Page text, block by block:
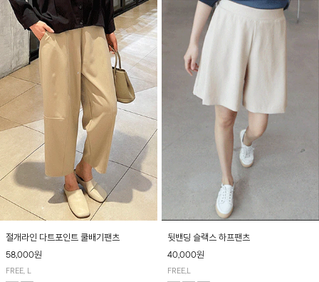
절개라인 다트포인트 쿨배기팬츠
58,000원
FREE, L
뒷밴딩 슬랙스 하프팬츠
40,000원
FREE,L